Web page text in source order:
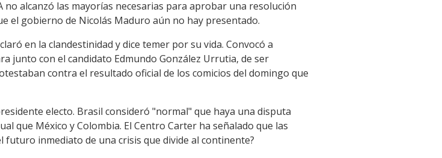
no alcanzó las mayorías necesarias para aprobar una resolución
el gobierno de Nicolás Maduro aún no hay presentado.
en la clandestinidad y dice temer por su vida. Convocó a
junto con el candidato Edmundo González Urrutia, de ser
contra el resultado oficial de los comicios del domingo que
electo. Brasil consideró "normal" que haya una disputa
que México y Colombia. El Centro Carter ha señalado que las
futuro inmediato de una crisis que divide al continente?